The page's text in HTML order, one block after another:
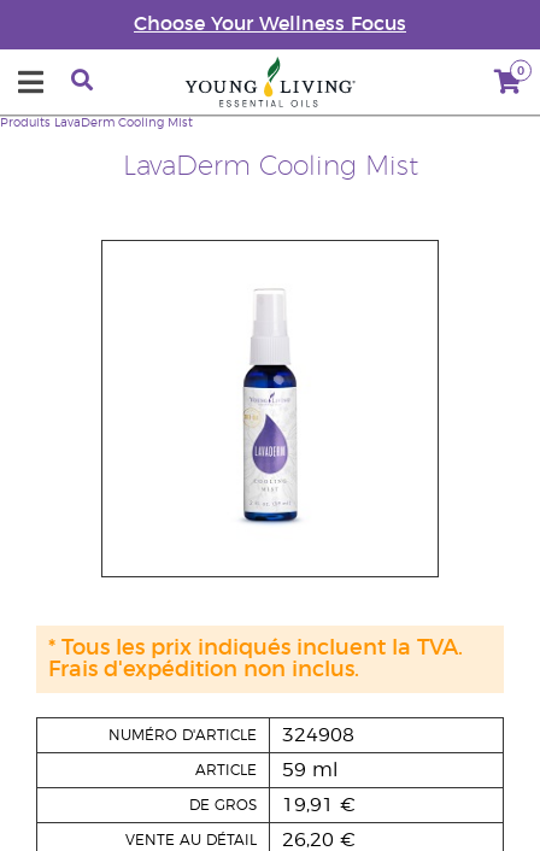
Choose Your Wellness Focus
0
LavaDerm Cooling Mist
Produits LavaDerm Cooling Mist
NUMÉRO D'ARTICLE 324908
ARTICLE 59 ml
DE GROS 19,91 €
VENTE AU DÉTAIL 26,20 €
* Tous les prix indiqués incluent la TVA.
Frais d'expédition non inclus.